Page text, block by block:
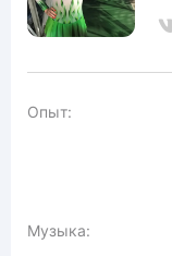
Опыт:
Музыка: